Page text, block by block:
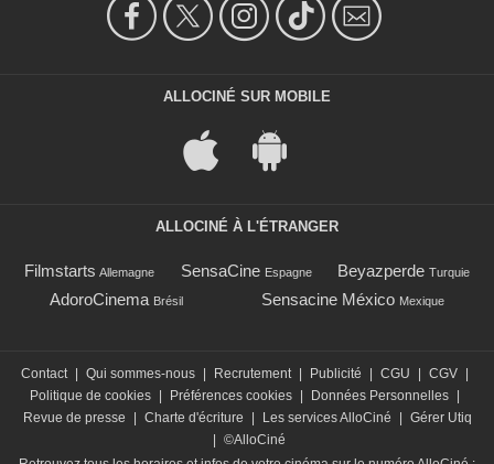
ALLOCINÉ SUR MOBILE
ALLOCINÉ À L'ÉTRANGER
Filmstarts Allemagne SensaCine Espagne Beyazperde Turquie
AdoroCinema Brésil Sensacine México Mexique
Contact | Qui sommes-nous | Recrutement | Publicité | CGU | CGV |
Politique de cookies | Préférences cookies | Données Personnelles |
Revue de presse
| Charte d'écriture | Les services AlloCiné | Gérer Utiq
| ©AlloCiné